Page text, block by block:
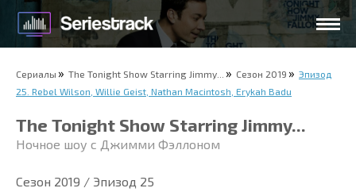
Сериалы The Tonight Show Starring Jimmy... Сезон 2019
Эпизод
25. Rebel Wilson, Willie Geist, Nathan Macintosh, Erykah Badu
The Tonight Show Starring Jimmy...
Ночное шоу с Джимми Фэллоном
Сезон 2019 / Эпизод 25